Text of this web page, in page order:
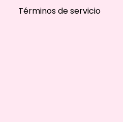
Términos de servicio